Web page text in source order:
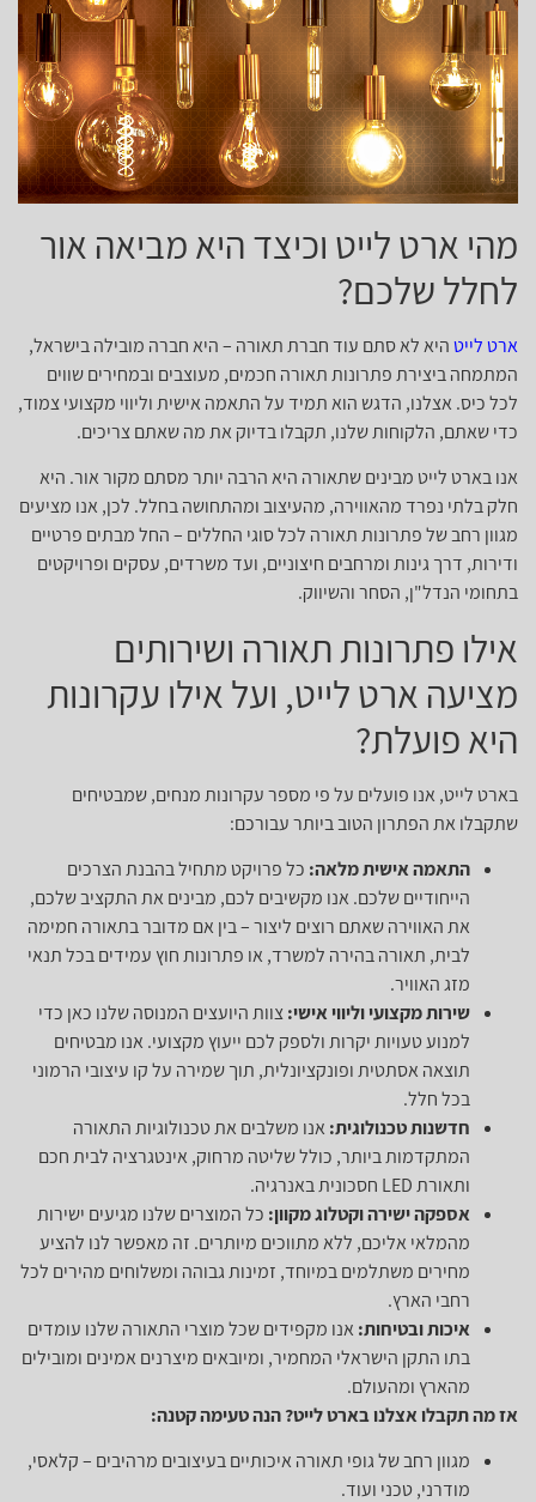
מהי ארט לייט וכיצד היא מביאה אור
לחלל שלכם?
ארט לייטהיא לא סתם עוד חברת תאורה – היא חברה מובילה בישראל,
המתמחה ביצירת פתרונות תאורה חכמים, מעוצבים ובמחירים שווים
לכל כיס. אצלנו, הדגש הוא תמיד על התאמה אישית וליווי מקצועי צמוד,
כדי שאתם, הלקוחות שלנו, תקבלו בדיוק את מה שאתם צריכים.
אנו בארט לייט מבינים שתאורה היא הרבה יותר מסתם מקור אור. היא
חלק בלתי נפרד מהאווירה, מהעיצוב ומהתחושה בחלל. לכן, אנו מציעים
מגוון רחב של פתרונות תאורה לכל סוגי החללים – החל מבתים פרטיים
ודירות, דרך גינות ומרחבים חיצוניים, ועד משרדים, עסקים ופרויקטים
בתחומי הנדל"ן, הסחר והשיווק.
אילו פתרונות תאורה ושירותים
מציעה ארט לייט, ועל אילו עקרונות
היא פועלת?
בארט לייט, אנו פועלים על פי מספר עקרונות מנחים, שמבטיחים
שתקבלו את הפתרון הטוב ביותר עבורכם:
התאמה אישית מלאה: כל פרויקט מתחיל בהבנת הצרכים
הייחודיים שלכם. אנו מקשיבים לכם, מבינים את התקציב שלכם,
את האווירה שאתם רוצים ליצור – בין אם מדובר בתאורה חמימה
לבית, תאורה בהירה למשרד, או פתרונות חוץ עמידים בכל תנאי
מזג האוויר.
שירות מקצועי וליווי אישי:צוות היועצים המנוסה שלנו כאן כדי
למנוע טעויות יקרות ולספק לכם ייעוץ מקצועי. אנו מבטיחים
תוצאה אסתטית ופונקציונלית, תוך שמירה על קו עיצובי הרמוני
בכל חלל.
חדשנות טכנולוגית: אנו משלבים את טכנולוגיות התאורה
המתקדמות ביותר, כולל שליטה מרחוק, אינטגרציה לבית חכם
ותאורת LED חסכונית באנרגיה.
אספקה ישירה וקטלוג מקוון: כל המוצרים שלנו מגיעים ישירות
מהמלאי אליכם, ללא מתווכים מיותרים. זה מאפשר לנו להציע
מחירים משתלמים במיוחד, זמינות גבוהה ומשלוחים מהירים לכל
רחבי הארץ.
איכות ובטיחות: אנו מקפידים שכל מוצרי התאורה שלנו עומדים
בתו התקן הישראלי המחמיר, ומיובאים מיצרנים אמינים ומובילים
מהארץ ומהעולם.
אז מה תקבלו אצלנו בארט לייט? הנה טעימה קטנה:
מגוון רחב של גופי תאורה איכותיים בעיצובים מרהיבים – קלאסי,
מודרני, טכני ועוד.